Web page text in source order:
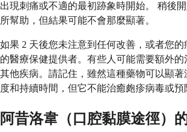
出現刺痛或不適的最初跡象時開始。 稍後
所幫助，但結果可能不會那麼顯著。
如果 2 天後您未注意到任何改善，或者您
的醫療保健提供者。有些人可能需要額外
其他疾病。請記住，雖然這種藥物可以顯
度和持續時間，但它不能治癒皰疹病毒或預
阿昔洛韋（口腔黏膜途徑）